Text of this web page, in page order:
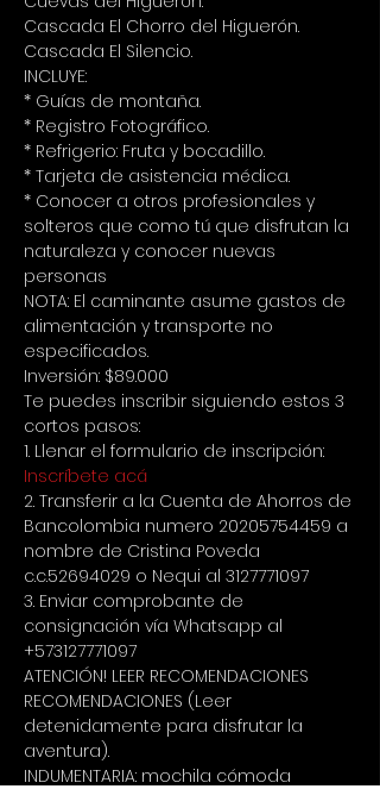
Cascada El Chorro del Higuerón.
Cascada El Silencio.
INCLUYE:
* Guías de montaña.
* Registro Fotográfico.
* Refrigerio: Fruta y bocadillo.
* Tarjeta de asistencia médica.
* Conocer a otros profesionales y
solteros que como tú que disfrutan la
naturaleza y conocer nuevas
personas
NOTA: El caminante asume gastos de
alimentación y transporte no
especificados.
Inversión: $89.000
Te puedes inscribir siguiendo estos 3
cortos pasos:
1. Llenar el formulario de inscripción:
Inscríbete acá
2. Transferir a la Cuenta de Ahorros de
Bancolombia numero 20205754459 a
nombre de Cristina Poveda
c.c.52694029 o Nequi al 3127771097
3. Enviar comprobante de
consignación vía Whatsapp al
+573127771097
ATENCIÓN! LEER RECOMENDACIONES
RECOMENDACIONES (Leer
detenidamente para disfrutar la
aventura).
INDUMENTARIA: mochila cómoda